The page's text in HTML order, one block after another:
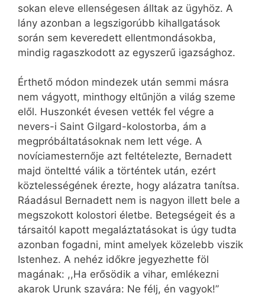
sokan eleve ellenségesen álltak az ügyhöz. A
lány azonban a legszigorúbb kihallgatások
során sem keveredett ellentmondásokba,
mindig ragaszkodott az egyszerű igazsághoz.
Érthető módon mindezek után semmi másra
nem vágyott, minthogy eltűnjön a világ szeme
elől. Huszonkét évesen vették fel végre a
nevers-i Saint Gilgard-kolostorba, ám a
megpróbáltatásoknak nem lett vége. A
novíciamesternője azt feltételezte, Bernadett
majd önteltté válik a történtek után, ezért
köztelességének érezte, hogy alázatra tanítsa.
Ráadásul Bernadett nem is nagyon illett bele a
megszokott kolostori életbe. Betegségeit és a
társaitól kapott megaláztatásokat is úgy tudta
azonban fogadni, mint amelyek közelebb viszik
Istenhez. A nehéz időkre jegyezhette föl
magának: ,,Ha erősödik a vihar, emlékezni
akarok Urunk szavára: Ne félj, én vagyok!”